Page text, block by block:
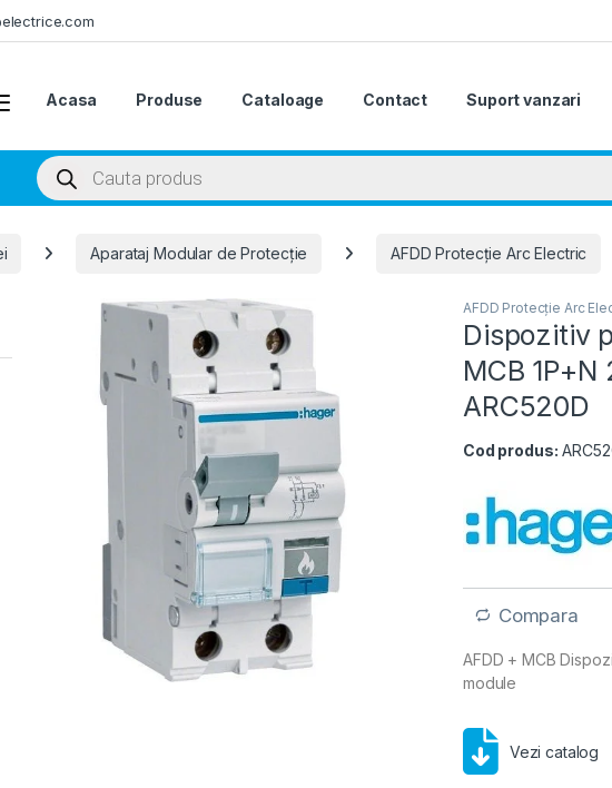
Acasa Produse Cataloage Contact Suport vanzari
Products search
Aparataj Modular de Protecție AFDD Protecție Arc Electric
AFDD Protecție Arc
Dispozitiv
MCB
ARC520D
Cod produs:
Compara
AFDD + MCB
module
Vezi catalog